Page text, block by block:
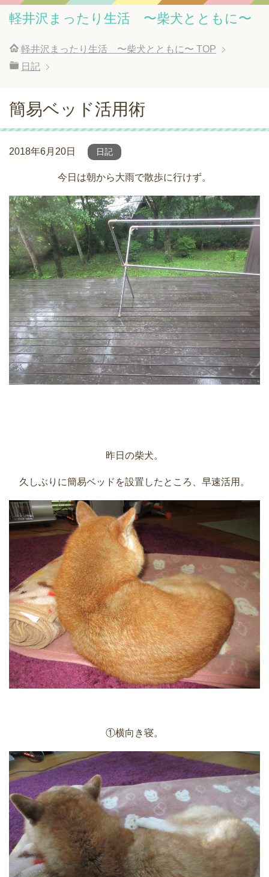
軽井沢まったり生活 〜柴犬とともに〜
軽井沢まったり生活 〜柴犬とともに〜 TOP
日記
簡易ベッド活用術
2018年6月20日 日記
今日は朝から大雨で散歩に行けず。
昨日の柴犬。
久しぶりに簡易ベッドを設置したところ、早速活用。
①横向き寝。